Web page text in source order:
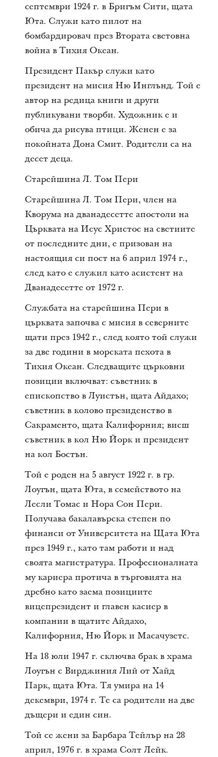
септември 1924 г. в Бригъм Сити, щата
Юта. Служи като пилот на
бомбардировач през Втората световна
война в Тихия Океан.
Президент Пакър служи като
президент на мисия Ню Инглънд. Той е
автор на редица книги и други
публикувани творби. Художник е и
обича да рисува птици. Женен е за
покойната Дона Смит. Родители са на
десет деца.
Старейшина Л. Том Пери
Старейшина Л. Том Пери, член на
Кворума на дванадесетте апостоли на
Църквата на Исус Христос на светиите
от последните дни, е призован на
настоящия си пост на 6 април 1974 г.,
след като е служил като асистент на
Дванадесетте от 1972 г.
Службата на старейшина Пери в
църквата започва с мисия в северните
щати през 1942 г., след която той служи
за две години в морската пехота в
Тихия Океан. Следващите църковни
позиции включват: съветник в
епископство в Луистън, щата Айдахо;
съветник в колово президенство в
Сакраменто, щата Калифорния; висш
съветник в кол Ню Йорк и президент
на кол Бостън.
Той е роден на 5 август 1922 г. в гр.
Лоугън, щата Юта, в семейството на
Лесли Томас и Нора Сон Пери.
Получава бакалавърска степен по
финанси от Университета на Щата Юта
през 1949 г., като там работи и над
своята магистратура. Професионалната
му кариера протича в търговията на
дребно като заема позициите
вицепрезидент и главен касиер в
компании в щатите Айдахо,
Калифорния, Ню Йорк и Масачузетс.
На 18 юли 1947 г. сключва брак в храма
Лоугън с Вирджиния Лий от Хайд
Парк, щата Юта. Тя умира на 14
декември, 1974 г. Те са родители на две
дъщери и един син.
Той се жени за Барбара Тейлър на 28
април, 1976 г. в храма Солт Лейк.